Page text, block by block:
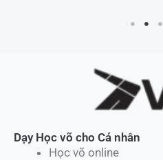
Dạy Học võ cho Cá nhân
Học võ online